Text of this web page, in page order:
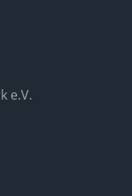
e.V.